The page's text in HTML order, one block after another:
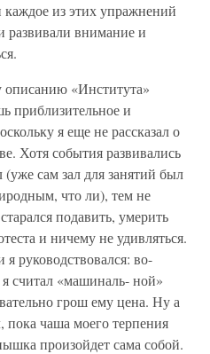
из этих упражнений
развивали внимание и
«Института»
приблизительное и
я еще не рассказал о
Хотя события развивались
сам зал для занятий был
что ли), тем не
подавить, умерить
и ничему не удивляться.
руководствовался: во-
считал «машиналь- ной»
грош ему цена. Ну а
чаша моего терпения
произойдет сама собой.